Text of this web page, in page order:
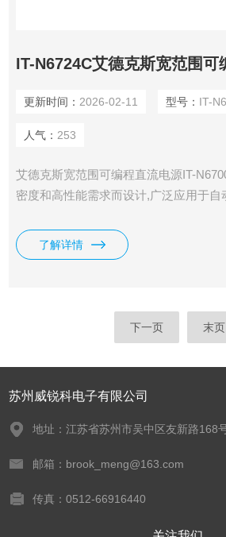
IT-N6724C艾德克斯宽范围可
更新时间： 2026-02-11 型号： IT-
人气： 253
艾德克斯宽范围可编程直流电源IT-
密度和高性能需求而设计,广泛应用于自
和1500W两种功率规格,电压范围从32V
需求。紧凑的1/2 2U机架设计使其在有
了解详情
下一页 末页
苏州威锐科电子有限公司
地址：江苏省苏州市吴中区友新路168
邮箱：brook_meng@163.com
传真：0512-66916440